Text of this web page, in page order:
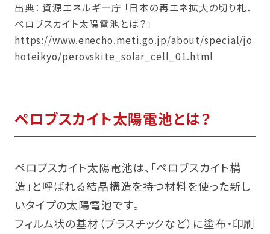
出典： 資源エネルギー庁 「日本の再エネ拡大の切り札、
ペロブスカイト太陽電池とは？」
https://www.enecho.meti.go.jp/about/special/jo
hoteikyo/perovskite_solar_cell_01.html
ペロブスカイト太陽電池とは？
ペロブスカイト太陽電池は、「ペロブスカイト構
造」と呼ばれる結晶構造を持つ材料を使った新し
いタイプの太陽電池です。
フィルム状の基材（プラスチックなど）に塗布・印刷